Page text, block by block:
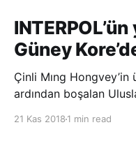
Güney
Çinli Mıng Hongvey’in
ardından boşalan
21 Kas 2018 1 min read